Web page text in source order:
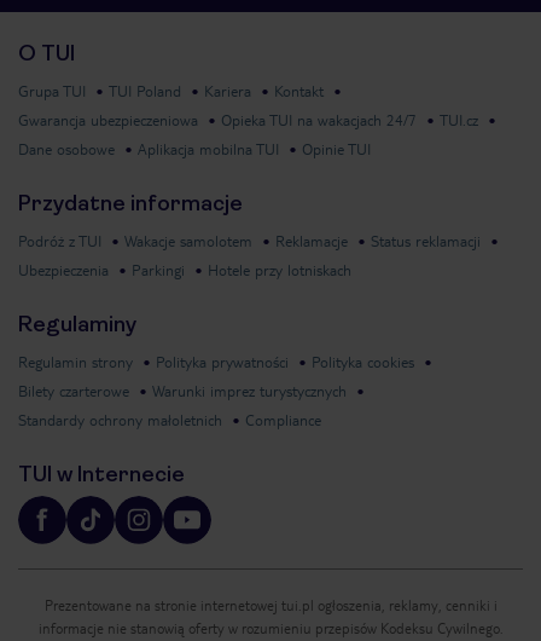
O TUI
Grupa TUI TUI Poland Kariera
Kontakt
Gwarancja ubezpieczeniowa
Opieka TUI na wakacjach 24/7
TUI.cz
Dane osobowe
Aplikacja mobilna TUI Opinie TUI
Przydatne informacje
Podróż z TUI Wakacje samolotem Reklamacje
Status reklamacji
Ubezpieczenia
Parkingi Hotele przy lotniskach
Regulaminy
Regulamin strony Polityka prywatności
Polityka cookies
Bilety czarterowe
Warunki imprez turystycznych
Standardy ochrony małoletnich
Compliance
TUI w Internecie
Prezentowane na stronie internetowej tui.pl ogłoszenia, reklamy, cenniki i
informacje nie stanowią oferty w rozumieniu przepisów Kodeksu Cywilnego.